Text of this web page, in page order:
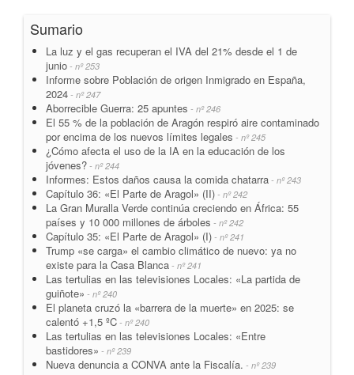
Sumario
La luz y el gas recuperan el IVA del 21% desde el 1 de
junio - nº 253
Informe sobre Población de origen Inmigrado en España,
2024 - nº 247
Aborrecible Guerra: 25 apuntes - nº 246
El 55 % de la población de Aragón respiró aire contaminado
por encima de los nuevos límites legales - nº 245
¿Cómo afecta el uso de la IA en la educación de los
jóvenes? - nº 244
Informes: Estos daños causa la comida chatarra - nº 243
Capítulo 36: «El Parte de Aragol» (II) - nº 242
La Gran Muralla Verde continúa creciendo en África: 55
países y 10 000 millones de árboles - nº 242
Capítulo 35: «El Parte de Aragol» (I) - nº 241
Trump «se carga» el cambio climático de nuevo: ya no
existe para la Casa Blanca - nº 241
Las tertulias en las televisiones Locales: «La partida de
guiñote» - nº 240
El planeta cruzó la «barrera de la muerte» en 2025: se
calentó +1,5 ºC - nº 240
Las tertulias en las televisiones Locales: «Entre
bastidores» - nº 239
Nueva denuncia a CONVA ante la Fiscalía. - nº 239